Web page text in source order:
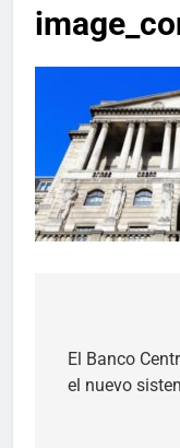
navigation
El Banco
el nuevo